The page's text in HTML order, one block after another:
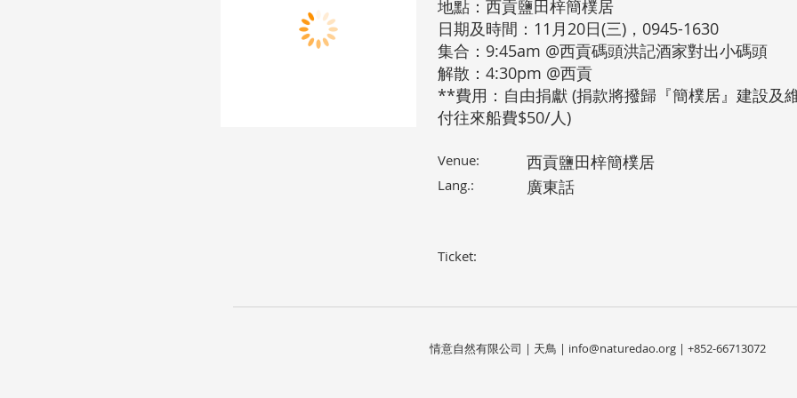
地點：西貢鹽田梓簡樸居
日期及時間：11月20日(三)，0945-1630
集合：9:45am @西貢碼頭洪記酒家對出小碼頭
解散：4:30pm @西貢
**費用：自由捐獻 (捐款將撥歸『簡樸居』建設及
付往來船費$50/人)
Venue: 西貢鹽田梓簡樸居
Lang.: 廣東話
Ticket:
情意自然有限公司 | 天鳥 | info@naturedao.org | +852-66713072